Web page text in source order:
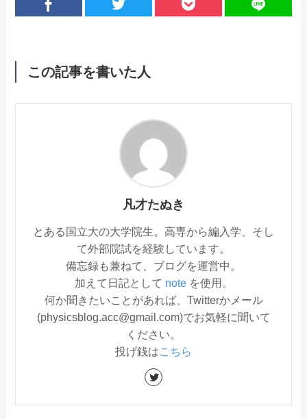
この記事を書いた人
凡才たぬき
とある国立大の大学院生。高専から編入学、そし
て外部院試を経験しています。
備忘録も兼ねて、ブログを運営中。
加えて日記として noteを使用。
何か聞きたいことがあれば、Twitterかメール
(physicsblog.acc@gmail.com)でお気軽に聞いて
ください。
投げ銭はこちら